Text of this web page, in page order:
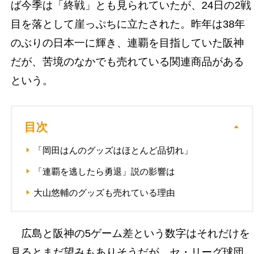
ば今季は「終戦」とも見られていたが、24日の2戦
目を落として崖っぷちに立たされた。昨年は38年
のぶりの日本一に輝き、連覇を目指していた阪神
だが、苦境のなかでも売れている関連商品がある
という。
目次
「岡田はんのグッズはほとんど品切れ」
「連覇を逃したら勇退」説の影響は
大山悠輔のグッズも売れている理由
広島と阪神の5ゲーム差という数字はそれだけを